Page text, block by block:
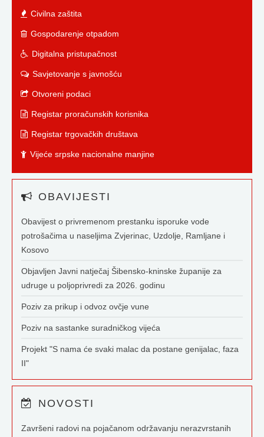
Civilna zaštita
Gospodarenje otpadom
Digitalna pristupačnost
Savjetovanje s javnošću
Otvoreni podaci
Registar proračunskih korisnika
Registar trgovačkih društava
Vijeće srpske nacionalne manjine
OBAVIJESTI
Obavijest o privremenom prestanku isporuke vode
potrošačima u naseljima Zvjerinac, Uzdolje, Ramljane i
Kosovo
Objavljen Javni natječaj Šibensko-kninske županije za
udruge u poljoprivredi za 2026. godinu
Poziv za prikup i odvoz ovčje vune
Poziv na sastanke suradničkog vijeća
Projekt "S nama će svaki malac da postane genijalac, faza
II"
NOVOSTI
Završeni radovi na pojačanom održavanju nerazvrstanih